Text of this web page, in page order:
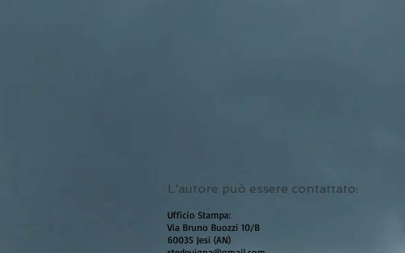
L'autore può essere contattato:
Ufficio Stampa:
Via Bruno Buozzi 10/B
60035 Jesi (AN)